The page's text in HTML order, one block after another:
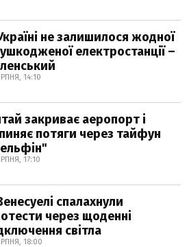
не залишилося жодної
електростанції –
14:10
закриває аеропорт і
потяги через тайфун
17:10
спалахнули
через щоденні
світла
18:00